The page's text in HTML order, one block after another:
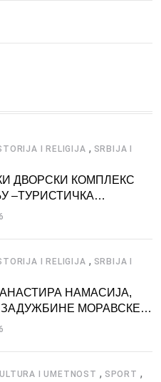
I RELIGIJA , SRBIJA I
ДВОРСКИ КОМПЛЕКС
–ТУРИСТИЧКА
I RELIGIJA , SRBIJA I
НАМАСИЈА,
МОРАВСКЕ
I UMETNOST , SPORT ,